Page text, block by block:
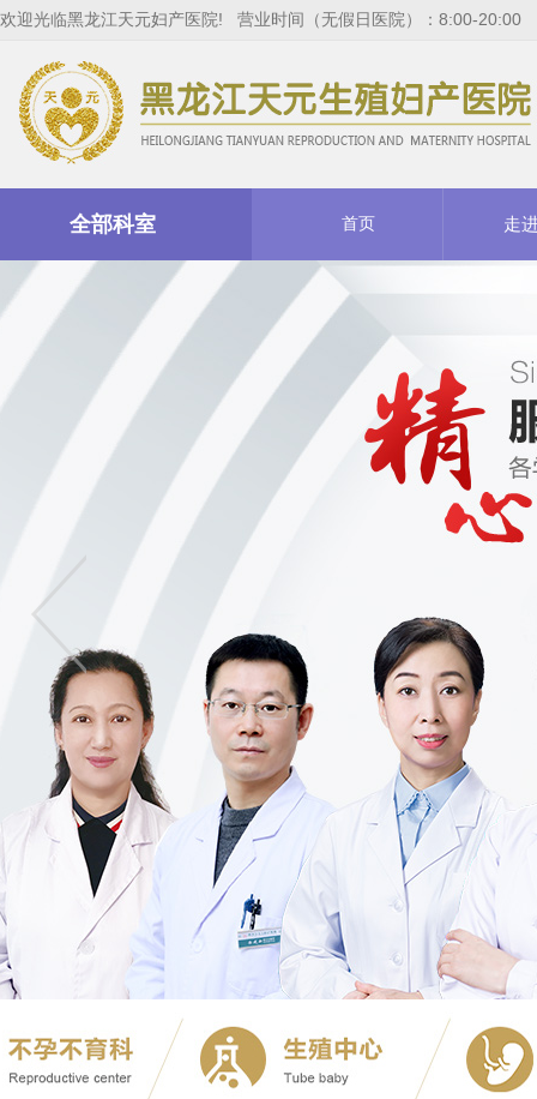
欢迎光临黑龙江天元妇产医院! 营业时间（无假日医院）：8:00-20:00
全部科室 首页 走